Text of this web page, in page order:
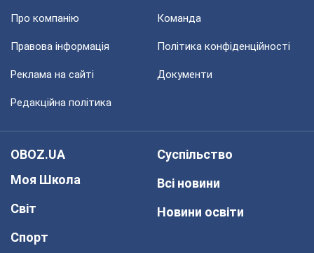
Про компанію Команда
Правова інформація Політика конфіденційності
Реклама на сайті Документи
Редакційна політика
OBOZ.UA
Моя Школа
Світ
Спорт
Суспільство
Всі новини
Новини освіти